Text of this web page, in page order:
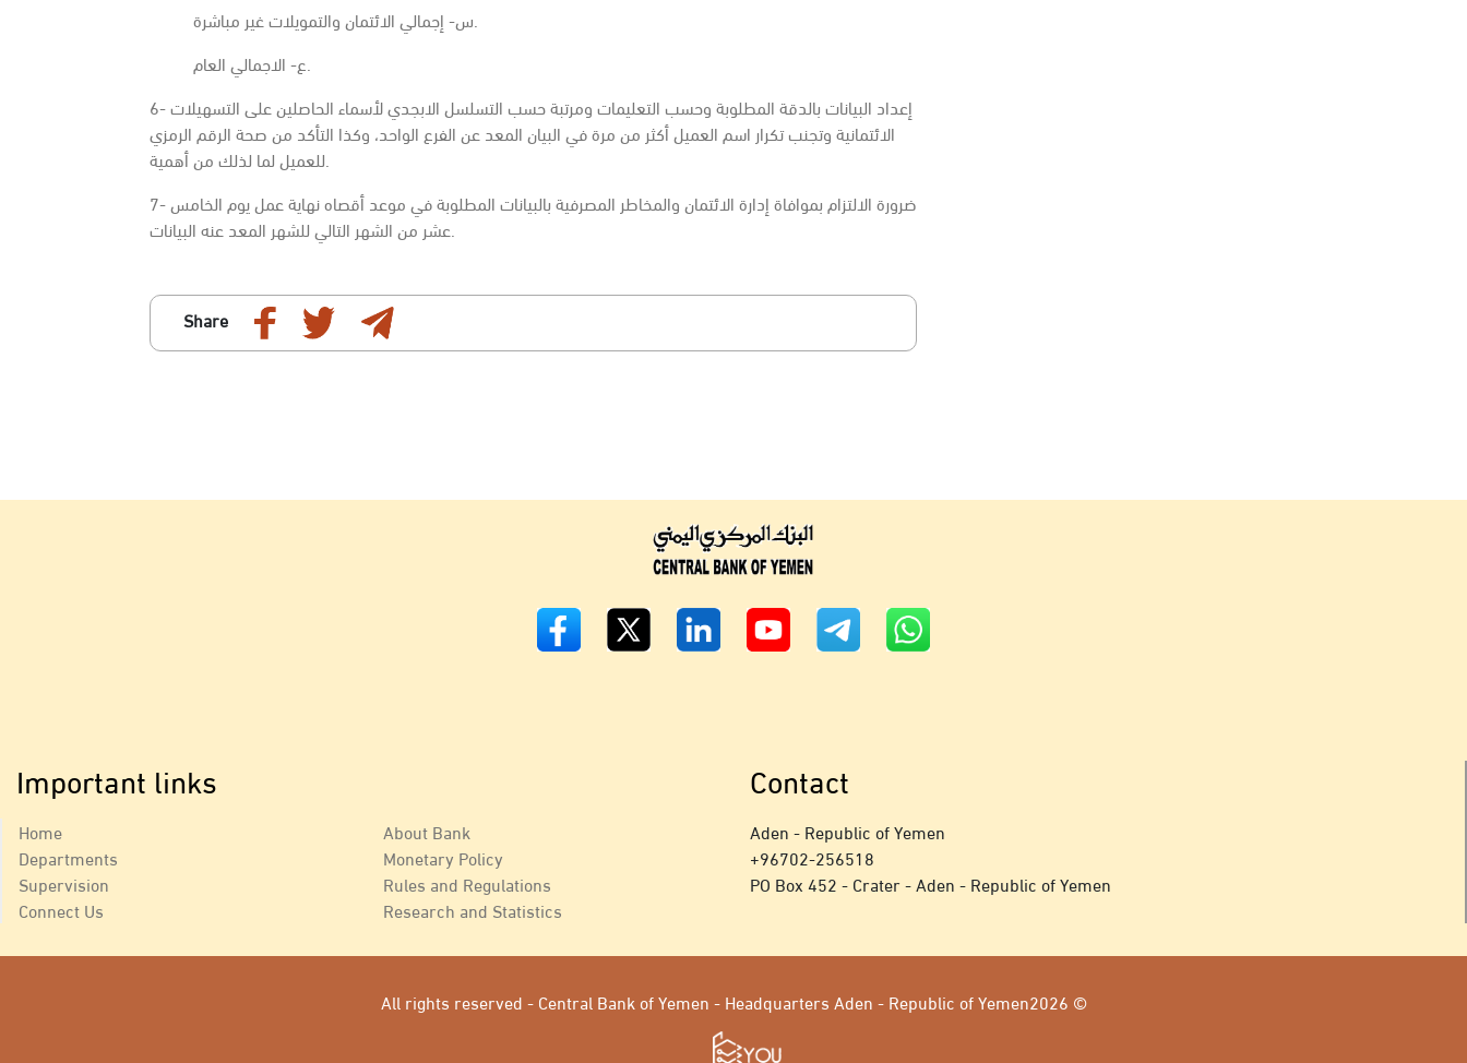
س- إجمالي الائتمان والتمويلات غير مباشرة.
ع- الاجمالي العام.
6- إعداد البيانات بالدقة المطلوبة وحسب التعليمات ومرتبة حسب التسلسل الابجدي لأسماء الحاصلين على التسهيلات
الائتمانية وتجنب تكرار اسم العميل أكثر من مرة في البيان المعد عن الفرع الواحد، وكذا التأكد من صحة الرقم الرمزي
للعميل لما لذلك من أهمية.
7- ضرورة الالتزام بموافاة إدارة الائتمان والمخاطر المصرفية بالبيانات المطلوبة في موعد أقصاه نهاية عمل يوم الخامس
عشر من الشهر التالي للشهر المعد عنه البيانات.
Share
Important links
Home
Departments
Supervision
Connect Us
About Bank
Monetary Policy
Rules and Regulations
Research and Statistics
Contact
Aden - Republic of Yemen
+96702-256518
PO Box 452 - Crater - Aden - Republic of Yemen
All rights reserved - Central Bank of Yemen - Headquarters Aden - Republic of Yemen2026 ©